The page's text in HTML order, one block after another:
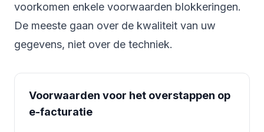
voorkomen enkele voorwaarden blokkeringen.
De meeste gaan over de kwaliteit van uw
gegevens, niet over de techniek.
Voorwaarden voor het overstappen op
e-facturatie